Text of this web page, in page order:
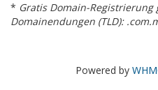
* Gratis Domain-
Domainendungen (TLD):
Powered by